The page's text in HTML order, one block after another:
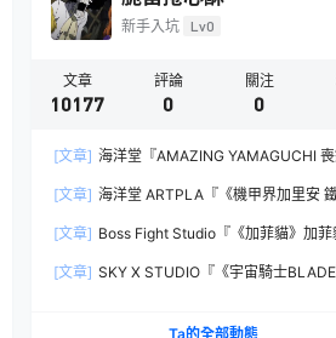
新手入坑 Lv0
文章
10177
評論
0
關注
0
[文章] 海洋堂『AMAZING YAMAGUCHI
之刃與大魄力火焰特效！
[文章] 海洋堂 ARTPLA『《機甲界加里安
規再現！
[文章] Boss Fight Studio『《加菲貓》加菲
受到的龐大份量！
[文章] SKY X STUDIO『《宇宙騎士BLADE
Ta的全部動態